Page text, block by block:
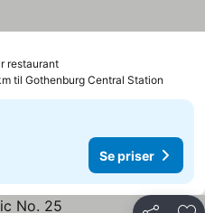
restaurant
til Gothenburg Central Station
Se priser